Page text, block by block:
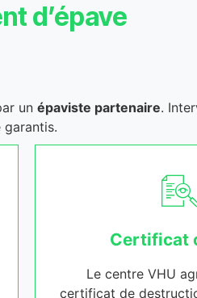
d’épave
un épaviste partenaire.
Certificat
Le centre VHU
certificat de